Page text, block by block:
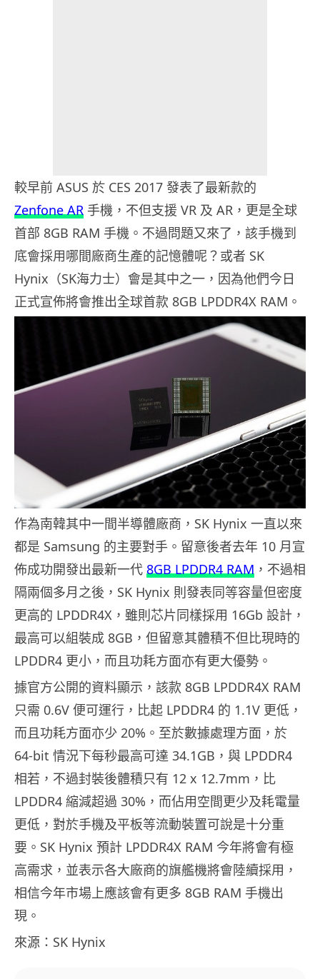
較早前 ASUS 於 CES 2017 發表了最新款的
Zenfone AR 手機，不但支援 VR 及 AR，更是全球
首部 8GB RAM 手機。不過問題又來了，該手機到
底會採用哪間廠商生產的記憶體呢？或者 SK
Hynix（SK海力士）會是其中之一，因為他們今日
正式宣佈將會推出全球首款 8GB LPDDR4X RAM。
作為南韓其中一間半導體廠商，SK Hynix 一直以來
都是 Samsung 的主要對手。留意後者去年 10 月宣
佈成功開發出最新一代 8GB LPDDR4 RAM ，不過相
隔兩個多月之後，SK Hynix 則發表同等容量但密度
更高的 LPDDR4X，雖則芯片同樣採用 16Gb 設計，
最高可以組裝成 8GB，但留意其體積不但比現時的
LPDDR4 更小，而且功耗方面亦有更大優勢。
據官方公開的資料顯示，該款 8GB LPDDR4X RAM
只需 0.6V 便可運行，比起 LPDDR4 的 1.1V 更低，
而且功耗方面亦少 20%。至於數據處理方面，於
64-bit 情況下每秒最高可達 34.1GB，與 LPDDR4
相若，不過封裝後體積只有 12 x 12.7mm，比
LPDDR4 縮減超過 30%，而佔用空間更少及耗電量
更低，對於手機及平板等流動裝置可說是十分重
要。SK Hynix 預計 LPDDR4X RAM 今年將會有極
高需求，並表示各大廠商的旗艦機將會陸續採用，
相信今年市場上應該會有更多 8GB RAM 手機出
現。
來源：SK Hynix